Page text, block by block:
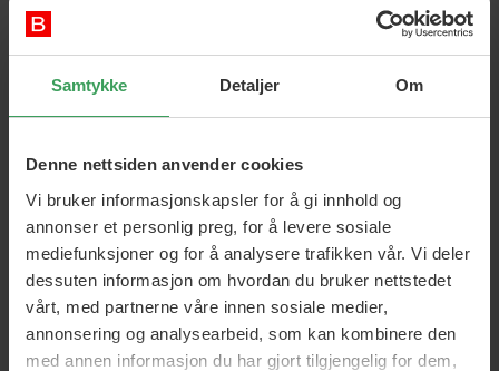
Samtykke Detaljer Om
Denne nettsiden anvender cookies
Vi bruker informasjonskapsler for å gi innhold og
annonser et personlig preg, for å levere sosiale
mediefunksjoner og for å analysere trafikken vår. Vi deler
dessuten informasjon om hvordan du bruker nettstedet
vårt, med partnerne våre innen sosiale medier,
annonsering og analysearbeid, som kan kombinere den
med annen informasjon du har gjort tilgjengelig for dem,
Legg i handlekurven
Parlux 1800 Eco Grønn
Vejl. Pris kr 1 570,00
Pris kr 1 083,95
Parlux 3800 Ceramic & Ionic
Edition Grå
Vejl. Pris kr 2 438,50
Pris kr 1 414,25